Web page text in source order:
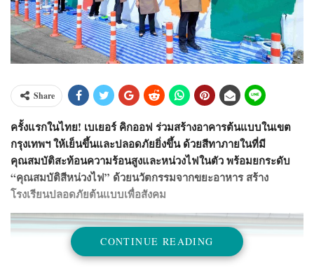
Share
ครั้งแรกในไทย! เบเยอร์ คิกออฟ ร่วมสร้างอาคารต้นแบบในเขต
กรุงเทพฯ ให้เย็นขึ้นและปลอดภัยยิ่งขึ้น ด้วยสีทาภายในที่มี
คุณสมบัติสะท้อนความร้อนสูงและหน่วงไฟในตัว พร้อมยกระดับ
“คุณสมบัติสีหน่วงไฟ” ด้วยนวัตกรรมจากขยะอาหาร สร้าง
โรงเรียนปลอดภัยต้นแบบเพื่อสังคม
CONTINUE READING